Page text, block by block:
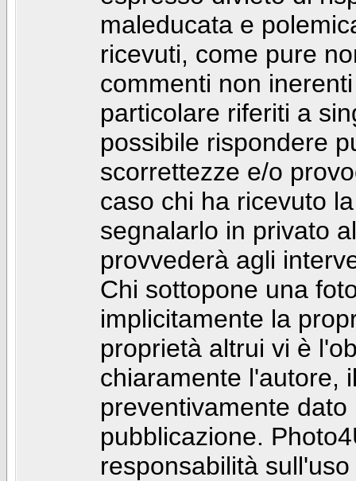
maleducata e
ricevuti, come pure
commenti non
particolare riferiti a
possibile rispondere
scorrettezze e/o
caso chi ha ricevuto
segnalarlo in privato
provvederà agli
Chi sottopone una
implicitamente la
proprietà altrui vi è
chiaramente l'autore,
preventivamente
pubblicazione.
responsabilità